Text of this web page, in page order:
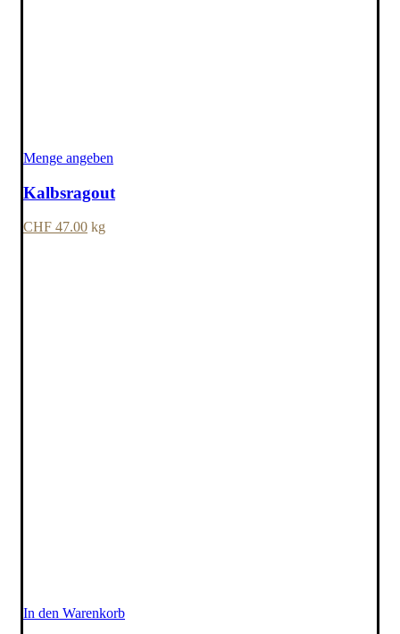
Menge angeben
Kalbsragout
CHF 47.00 kg
In den Warenkorb